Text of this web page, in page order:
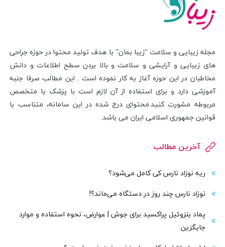
مجله زیبایی و سلامت “زیبا بمان” با هدف تولید محتوا در حوزه جراحی
های زیبایی و آرایشی و سلامت و بالا بردن سطح اطلاعات و دانش
مخاطبان در این حوزه آغاز به کار نموده است . این مطالب صرفا جنبه
آموزشی دارد و برای استفاده از آن لازم است با پزشک یا متخصص
مربوطه مشورت کنید.محتوای درج شده در این سامانه، متناسب با
قوانین جمهوری اسلامی ایران می باشد.
آخرین مطالب
ریه نوزاد نارس کی کامل می‌شود؟
نوزاد نارس چند روز در دستگاه می‌ماند؟!
پماد بنزوئیل پراکسید برای جوش | عوارض، نحوه استفاده و موارد
جایگزین